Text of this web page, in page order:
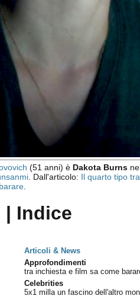
(51 anni) è Dakota Burns
. Dall'articolo: Il quarto tipo
.
Indice
Articoli & News
Approfondimenti
tra inchiesta e film sa come
Celebrities
5x1 milla un fascino dell'altro